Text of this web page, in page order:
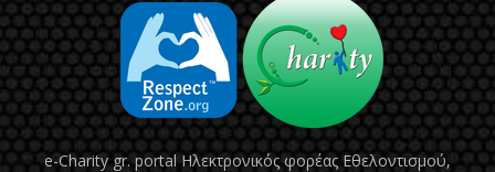
e-Charity gr. portal Hλεκτρονικός φορέας Εθελοντισμού,